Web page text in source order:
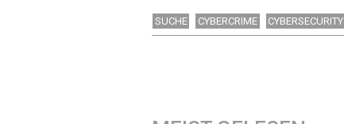
SUCHE CYBERCRIME CYBERSECURITY